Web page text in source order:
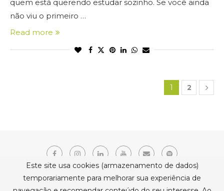
quem está querendo estudar sozinho. Se você ainda
não viu o primeiro …
Read more
1 2
Este site usa cookies (armazenamento de dados)
temporariamente para melhorar sua experiência de